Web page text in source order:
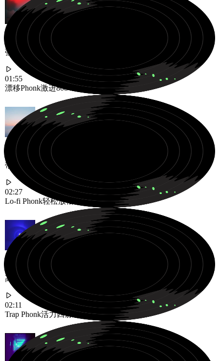
强劲的Phonk节拍，非常适合漂移视频
01:55
漂移Phonk激进808
带有Lo-fi元素的放松Phonk节拍，适合背景使用
02:27
Lo-fi Phonk轻松放松
高能量Phonk节拍，非常适合游戏或动作场景
02:11
Trap Phonk活力四射 动感十足